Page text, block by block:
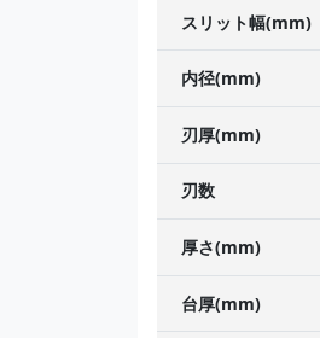
スリット幅(mm)
内径(mm)
刃厚(mm)
刃数
厚さ(mm)
台厚(mm)